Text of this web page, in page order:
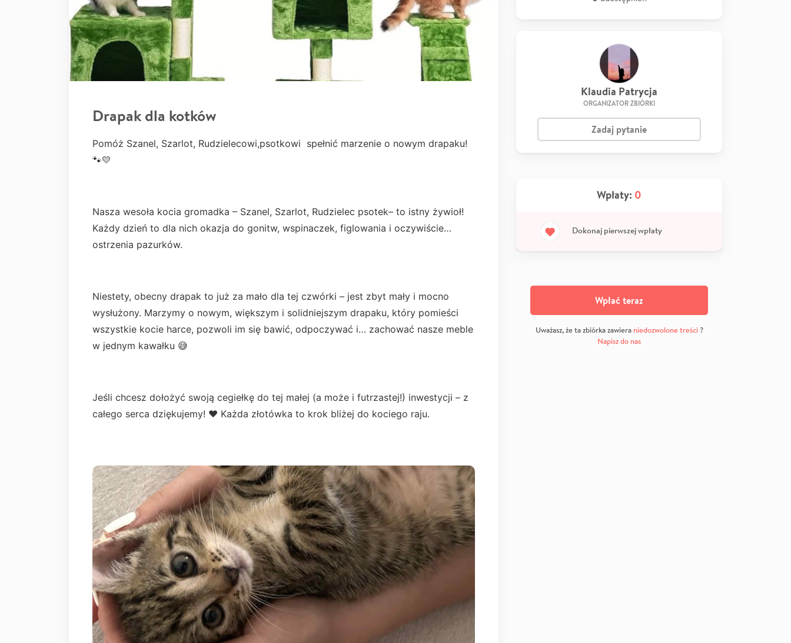
Drapak dla kotków
Pomóż Szanel, Szarlot, Rudzielecowi,psotkowi spełnić marzenie o nowym drapaku!
🐾💛
Nasza wesoła kocia gromadka – Szanel, Szarlot, Rudzielec psotek– to istny żywioł!
Każdy dzień to dla nich okazja do gonitw, wspinaczek, figlowania i oczywiście…
ostrzenia pazurków.
Niestety, obecny drapak to już za mało dla tej czwórki – jest zbyt mały i mocno
wysłużony. Marzymy o nowym, większym i solidniejszym drapaku, który pomieści
wszystkie kocie harce, pozwoli im się bawić, odpoczywać i… zachować nasze meble
w jednym kawałku 😅
Jeśli chcesz dołożyć swoją cegiełkę do tej małej (a może i futrzastej!) inwestycji – z
całego serca dziękujemy! ❤️ Każda złotówka to krok bliżej do kociego raju.
Klaudia Patrycja
ORGANIZATOR ZBIÓRKI
Zadaj pytanie
Wpłaty: 0
Dokonaj pierwszej wpłaty
Wpłać teraz
Uważasz, że ta zbiórka zawiera niedozwolone treści?
Napisz do nas